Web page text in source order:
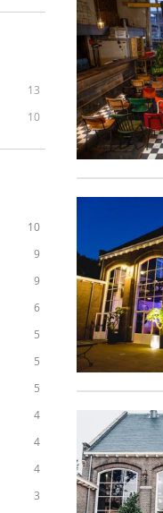
13
10
10
9
9
6
5
5
5
4
4
4
3